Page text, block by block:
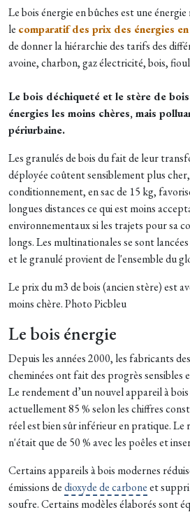
Le bois énergie en bûches est une
le comparatif des prix des énergies
de donner la hiérarchie des tarifs des
avoine, charbon, gaz électricité, bois,
Le bois déchiqueté et le stère de
énergies les moins chères, mais
périurbaine.
Les granulés de bois du fait de leur
déployée coûtent sensiblement plus
conditionnement, en sac de 15 kg,
longues distances ce qui est moins
environnementaux si les trajets pour sa
longs. Les multinationales se sont
et le granulé provient de l'ensemble du
Le prix du m3 de bois (ancien stère) est
moins chère. Photo Picbleu
Le bois énergie
Depuis les années 2000, les fabricants
cheminées ont fait des progrès sensibles
Le rendement d’un nouvel appareil à
actuellement 85 % selon les chiffres
réel est bien sûr inférieur en pratique. Le
n'était que de 50 % avec les poêles et
Certains appareils à bois modernes
émissions dedioxyde de carboneet
soufre. Certains modèles élaborés sont